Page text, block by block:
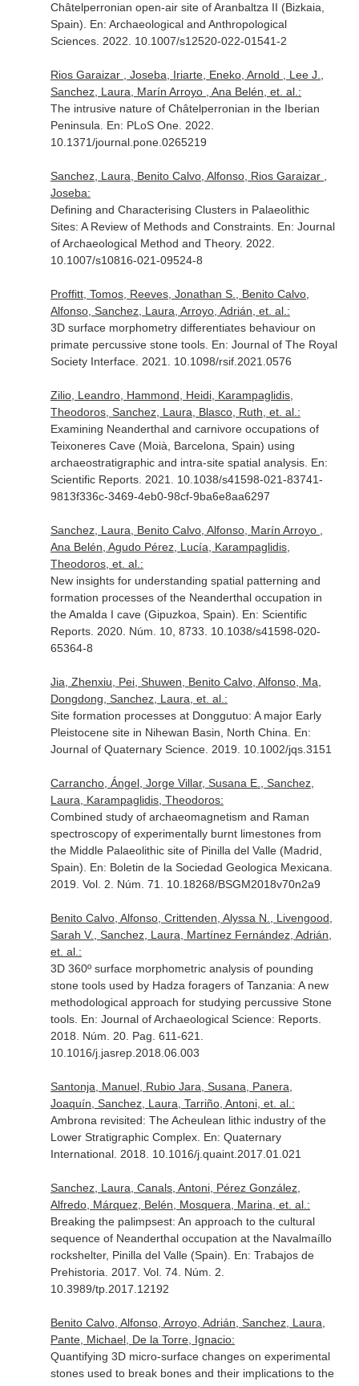
Châtelperronian open-air site of Aranbaltza II (Bizkaia,
Spain). En: Archaeological and Anthropological
Sciences. 2022. 10.1007/s12520-022-01541-2
Rios Garaizar , Joseba, Iriarte, Eneko, Arnold , Lee J.,
Sanchez, Laura, Marín Arroyo , Ana Belén, et. al.:
The intrusive nature of Châtelperronian in the Iberian
Peninsula. En: PLoS One. 2022.
10.1371/journal.pone.0265219
Sanchez, Laura, Benito Calvo, Alfonso, Rios Garaizar ,
Joseba:
Defining and Characterising Clusters in Palaeolithic
Sites: A Review of Methods and Constraints. En: Journal
of Archaeological Method and Theory. 2022.
10.1007/s10816-021-09524-8
Proffitt, Tomos, Reeves, Jonathan S., Benito Calvo,
Alfonso, Sanchez, Laura, Arroyo, Adrián, et. al.:
3D surface morphometry differentiates behaviour on
primate percussive stone tools. En: Journal of The Royal
Society Interface. 2021. 10.1098/rsif.2021.0576
Zilio, Leandro, Hammond, Heidi, Karampaglidis,
Theodoros, Sanchez, Laura, Blasco, Ruth, et. al.:
Examining Neanderthal and carnivore occupations of
Teixoneres Cave (Moià, Barcelona, Spain) using
archaeostratigraphic and intra-site spatial analysis. En:
Scientific Reports. 2021. 10.1038/s41598-021-83741-
9813f336c-3469-4eb0-98cf-9ba6e8aa6297
Sanchez, Laura, Benito Calvo, Alfonso, Marín Arroyo ,
Ana Belén, Agudo Pérez, Lucía, Karampaglidis,
Theodoros, et. al.:
New insights for understanding spatial patterning and
formation processes of the Neanderthal occupation in
the Amalda I cave (Gipuzkoa, Spain). En: Scientific
Reports. 2020. Núm. 10, 8733. 10.1038/s41598-020-
65364-8
Jia, Zhenxiu, Pei, Shuwen, Benito Calvo, Alfonso, Ma,
Dongdong, Sanchez, Laura, et. al.:
Site formation processes at Donggutuo: A major Early
Pleistocene site in Nihewan Basin, North China. En:
Journal of Quaternary Science. 2019. 10.1002/jqs.3151
Carrancho, Ángel, Jorge Villar, Susana E., Sanchez,
Laura, Karampaglidis, Theodoros:
Combined study of archaeomagnetism and Raman
spectroscopy of experimentally burnt limestones from
the Middle Palaeolithic site of Pinilla del Valle (Madrid,
Spain). En: Boletin de la Sociedad Geologica Mexicana
2019. Vol. 2. Núm. 71. 10.18268/BSGM2018v70n2a9
Benito Calvo, Alfonso, Crittenden, Alyssa N., Livengood,
Sarah V., Sanchez, Laura, Martínez Fernández, Adrián,
et. al.:
3D 360º surface morphometric analysis of pounding
stone tools used by Hadza foragers of Tanzania: A new
methodological approach for studying percussive Stone
tools. En: Journal of Archaeological Science: Reports.
2018. Núm. 20. Pag. 611-621.
10.1016/j.jasrep.2018.06.003
Santonja, Manuel, Rubio Jara, Susana, Panera,
Joaquín, Sanchez, Laura, Tarriño, Antoni, et. al.:
Ambrona revisited: The Acheulean lithic industry of the
Lower Stratigraphic Complex. En: Quaternary
International. 2018. 10.1016/j.quaint.2017.01.021
Sanchez, Laura, Canals, Antoni, Pérez González,
Alfredo, Márquez, Belén, Mosquera, Marina, et. al.:
Breaking the palimpsest: An approach to the cultural
sequence of Neanderthal occupation at the Navalmaíllo
rockshelter, Pinilla del Valle (Spain). En: Trabajos de
Prehistoria . 2017. Vol. 74. Núm. 2.
10.3989/tp.2017.12192
Benito Calvo, Alfonso, Arroyo, Adrián, Sanchez, Laura,
Pante, Michael, De la Torre, Ignacio:
Quantifying 3D micro-surface changes on experimental
stones used to break bones and their implications to the